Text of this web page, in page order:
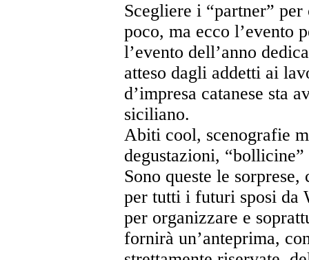
Scegliere i “partner”
poco, ma ecco l’evento
l’evento dell’anno
atteso dagli addetti ai
d’impresa catanese sta
siciliano.
Abiti cool, scenografie
degustazioni,
Sono queste le
per tutti i futuri sposi da
per organizzare e
fornirà un’anteprima,